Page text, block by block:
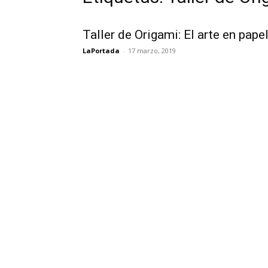
Taller de Origami: El arte en papel
LaPortada - 17 marzo, 2019